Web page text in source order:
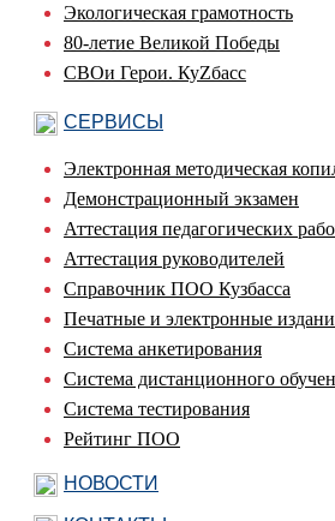
Экологическая грамотность
80-летие Великой Победы
СВОи Герои. КуZбасс
СЕРВИСЫ
Электронная методическая
Демонстрационный экзамен
Аттестация педагогических
Аттестация руководителей
Справочник ПОО Кузбасса
Печатные и электронные
Система анкетирования
Система дистанционного
Система тестирования
Рейтинг ПОО
НОВОСТИ